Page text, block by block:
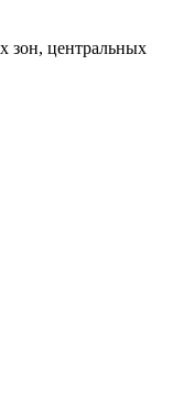
зон, центральных